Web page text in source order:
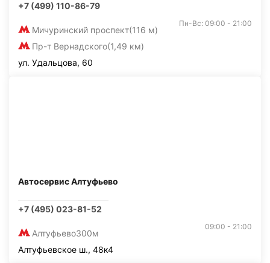
+7 (499) 110-86-79
Мичуринский проспект(116 м)
Пр-т Вернадского(1,49 км)
Пн-Вс: 09:00 - 21:00
ул. Удальцова, 60
Автосервис Алтуфьево
+7 (495) 023-81-52
Алтуфьево300м
09:00 - 21:00
Алтуфьевское ш., 48к4